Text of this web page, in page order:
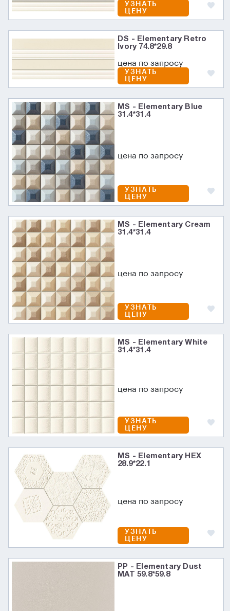
УЗНАТЬ
ЦЕНУ
DS - Elementary Retro
Ivory 74.8*29.8
цена по запросу
УЗНАТЬ
ЦЕНУ
MS - Elementary Blue
31.4*31.4
цена по запросу
УЗНАТЬ
ЦЕНУ
MS - Elementary Cream
31.4*31.4
цена по запросу
УЗНАТЬ
ЦЕНУ
MS - Elementary White
31.4*31.4
цена по запросу
УЗНАТЬ
ЦЕНУ
MS - Elementary HEX
28.9*22.1
цена по запросу
УЗНАТЬ
ЦЕНУ
PP - Elementary Dust
MAT 59.8*59.8